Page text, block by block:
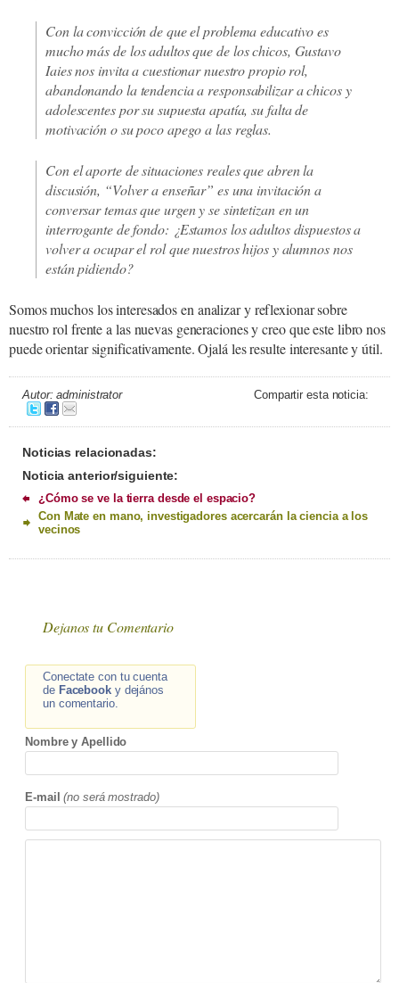
Con la convicción de que el problema educativo es
mucho más de los adultos que de los chicos, Gustavo
Iaies nos invita a cuestionar nuestro propio rol,
abandonando la tendencia a responsabilizar a chicos y
adolescentes por su supuesta apatía, su falta de
motivación o su poco apego a las reglas.
Con el aporte de situaciones reales que abren la
discusión, “Volver a enseñar” es una invitación a
conversar temas que urgen y se sintetizan en un
interrogante de fondo: ¿Estamos los adultos dispuestos a
volver a ocupar el rol que nuestros hijos y alumnos nos
están pidiendo?
Somos muchos los interesados en analizar y reflexionar sobre
nuestro rol frente a las nuevas generaciones y creo que este libro nos
puede orientar significativamente. Ojalá les resulte interesante y útil.
Autor: administrator Compartir esta noticia:
Noticias relacionadas:
Noticia anterior/siguiente:
¿Cómo se ve la tierra desde el espacio?
Con Mate en mano, investigadores acercarán la ciencia a los
vecinos
Dejanos tu Comentario
Conectate con tu cuenta
de Facebooky dejános
un comentario.
Nombre y Apellido
E-mail (no será mostrado)